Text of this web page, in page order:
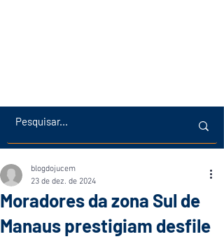
Moradores da zona Sul de
Manaus prestigiam desfile
blogdojucem
23 de dez. de 2024